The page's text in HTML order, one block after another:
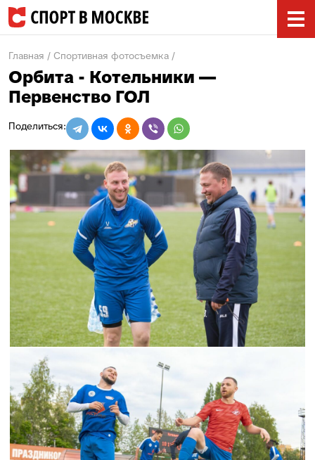
Главная Спортивная фотосъемка
Орбита - Котельники —
Первенство ГОЛ